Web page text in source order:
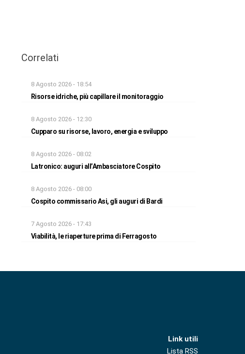
Correlati
8 Agosto 2026 - 18:54
Risorse idriche, più capillare il monitoraggio
8 Agosto 2026 - 12:30
Cupparo su risorse, lavoro, energia e sviluppo
8 Agosto 2026 - 08:02
Latronico: auguri all’Ambasciatore Cospito
8 Agosto 2026 - 08:00
Cospito commissario Asi, gli auguri di Bardi
7 Agosto 2026 - 17:43
Viabilità, le riaperture prima di Ferragosto
Link utili
Lista RSS